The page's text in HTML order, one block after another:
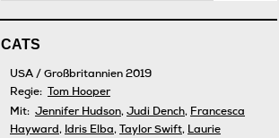
CATS
USA / Großbritannien 2019
Regie: Tom Hooper
Mit: Jennifer Hudson, Judi Dench, Francesca
Hayward, Idris Elba, Taylor Swift, Laurie